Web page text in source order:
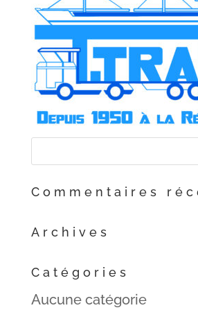
Commentaires
Archives
Catégories
Aucune catégorie